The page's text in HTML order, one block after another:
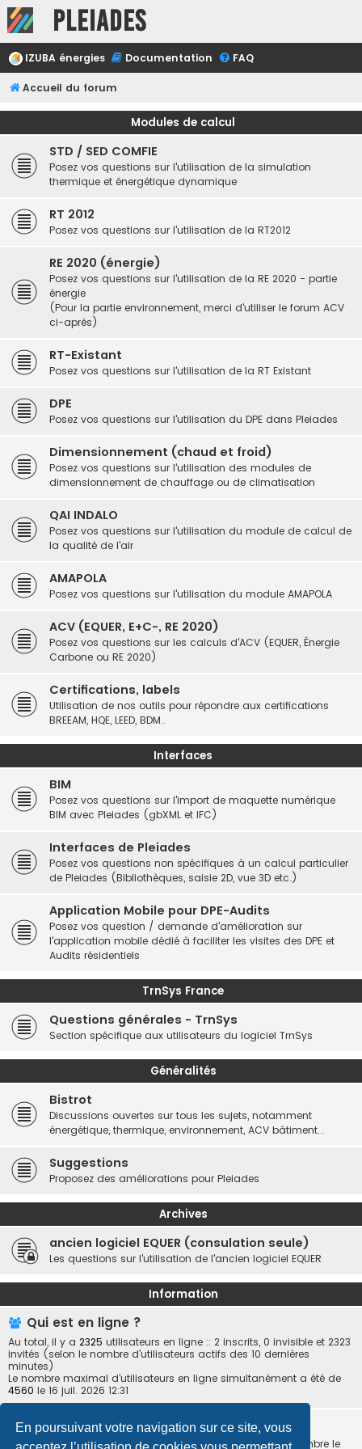
En poursuivant votre navigation sur ce site, vous
Pleiades
IZUBA énergies Documentation FAQ
Accueil du forum
Modules de calcul
STD / SED COMFIE
Posez vos questions sur l'utilisation de la simulation
thermique et énergétique dynamique
RT 2012
Posez vos questions sur l'utilisation de la RT2012
RE 2020 (énergie)
Posez vos questions sur l'utilisation de la RE 2020 - partie
énergie
(Pour la partie environnement, merci d'utiliser le forum ACV
ci-après)
RT-Existant
Posez vos questions sur l'utilisation de la RT Existant
DPE
Posez vos questions sur l'utilisation du DPE dans Pleiades
Dimensionnement (chaud et froid)
Posez vos questions sur l'utilisation des modules de
dimensionnement de chauffage ou de climatisation
QAI INDALO
Posez vos questions sur l'utilisation du module de calcul de
la qualité de l'air
AMAPOLA
Posez vos questions sur l'utilisation du module AMAPOLA
ACV (EQUER, E+C-, RE 2020)
Posez vos questions sur les calculs d'ACV (EQUER, Énergie
Carbone ou RE 2020)
Certifications, labels
Utilisation de nos outils pour répondre aux certifications
BREEAM, HQE, LEED, BDM..
Interfaces
BIM
Posez vos questions sur l'import de maquette numérique
BIM avec Pleiades (gbXML et IFC)
Interfaces de Pleiades
Posez vos questions non spécifiques à un calcul particulier
de Pleiades (Bibliothèques, saisie 2D, vue 3D etc.)
Application Mobile pour DPE-Audits
Posez vos question / demande d'amélioration sur
l'application mobile dédié à faciliter les visites des DPE et
Audits résidentiels
TrnSys France
Questions générales - TrnSys
Section spécifique aux utilisateurs du logiciel TrnSys
Généralités
Bistrot
Discussions ouvertes sur tous les sujets, notamment
énergétique, thermique, environnement, ACV bâtiment...
Suggestions
Proposez des améliorations pour Pleiades
Archives
ancien logiciel EQUER (consulation seule)
Les questions sur l'utilisation de l'ancien logiciel EQUER
Information
Qui est en ligne ?
Au total, il y a 2325 utilisateurs en ligne :: 2 inscrits, 0 invisible et 2323
invités (selon le nombre d’utilisateurs actifs des 10 dernières
minutes)
Le nombre maximal d’utilisateurs en ligne simultanément a été de
4560 le 16 juil. 2026 12:31
Statistiques
27877messages •5977sujets •3659 membres • Notre membre le